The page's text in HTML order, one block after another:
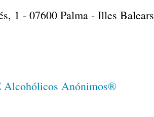
1 - 07600 Palma - Illes Balears